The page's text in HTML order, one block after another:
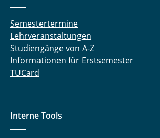
Semestertermine
Lehrveranstaltungen
Studiengänge von A-Z
Informationen für Erstsemester
TUCard
Interne Tools